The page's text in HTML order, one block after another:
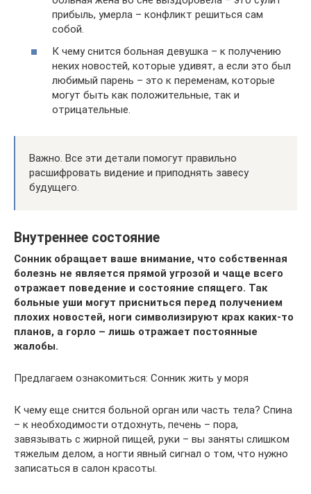
прибыль, умерла – конфликт решиться сам
собой.
К чему снится больная девушка – к получению
неких новостей, которые удивят, а если это был
любимый парень – это к переменам, которые
могут быть как положительные, так и
отрицательные.
Важно. Все эти детали помогут правильно
расшифровать видение и приподнять завесу
будущего.
Внутреннее состояние
Сонник обращает ваше внимание, что собственная
болезнь не является прямой угрозой и чаще всего
отражает поведение и состояние спящего. Так
больные уши могут присниться перед получением
плохих новостей, ноги символизируют крах каких-то
планов, а горло – лишь отражает постоянные
жалобы.
Предлагаем ознакомиться: Сонник жить у моря
К чему еще снится больной орган или часть тела? Спина
– к необходимости отдохнуть, печень – пора,
завязывать с жирной пищей, руки – вы заняты слишком
тяжелым делом, а ногти явный сигнал о том, что нужно
записаться в салон красоты.